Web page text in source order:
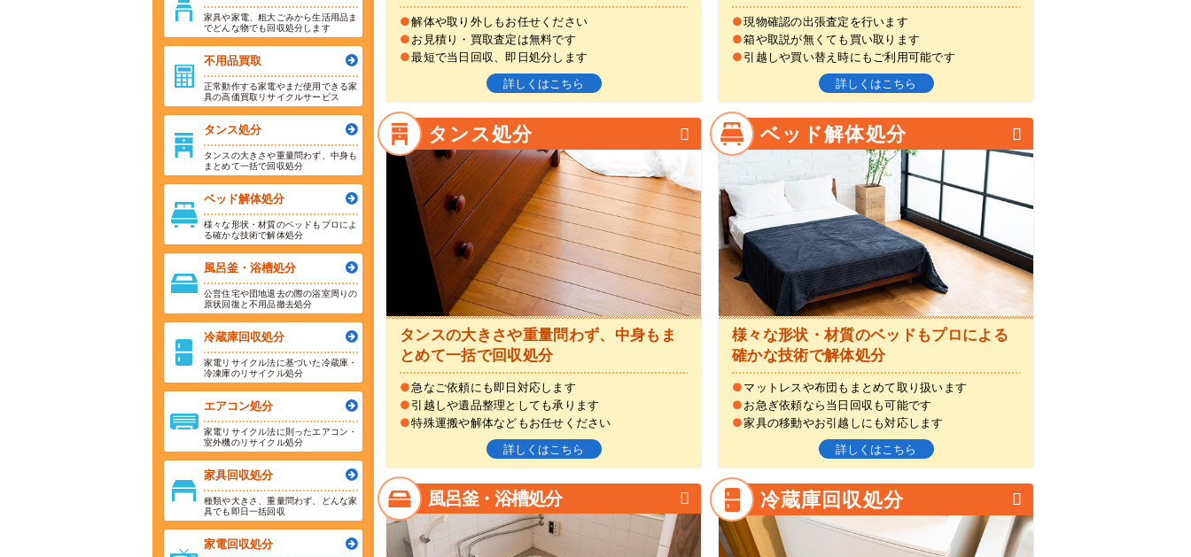
●解体や取り外しもお任せください
●お見積り・買取査定は無料です
●最短で当日回収、即日処分します
詳しくはこちら
●現物確認の出張査定を行います
●箱や取説が無くても買い取ります
●引越しや買い替え時にもご利用可能です
詳しくはこちら
タンス処分
タンスの大きさや重量問わず、中身もま
とめて一括で回収処分
●急なご依頼にも即日対応します
●引越しや遺品整理としても承ります
●特殊運搬や解体などもお任せください
詳しくはこちら
ベッド解体処分
様々な形状・材質のベッドもプロによる
確かな技術で解体処分
●マットレスや布団もまとめて取り扱います
●お急ぎ依頼なら当日回収も可能です
●家具の移動やお引越しにも対応します
詳しくはこちら
風呂釜・浴槽処分 冷蔵庫回収処分
家具や家電、粗大ごみから生活用品ま
でどんな物でも回収処分します
不用品買取
正常動作する家電やまだ使用できる家
具の高価買取リサイクルサービス
タンス処分
タンスの大きさや重量問わず、中身も
まとめて一括で回収処分
ベッド解体処分
様々な形状・材質のベッドもプロによ
る確かな技術で解体処分
風呂釜・浴槽処分
公営住宅や団地退去の際の浴室周りの
原状回復と不用品撤去処分
冷蔵庫回収処分
家電リサイクル法に基づいた冷蔵庫・
冷凍庫のリサイクル処分
エアコン処分
家電リサイクル法に則ったエアコン・
室外機のリサイクル処分
家具回収処分
種類や大きさ、重量問わず、どんな家
具でも即日一括回収
家電回収処分